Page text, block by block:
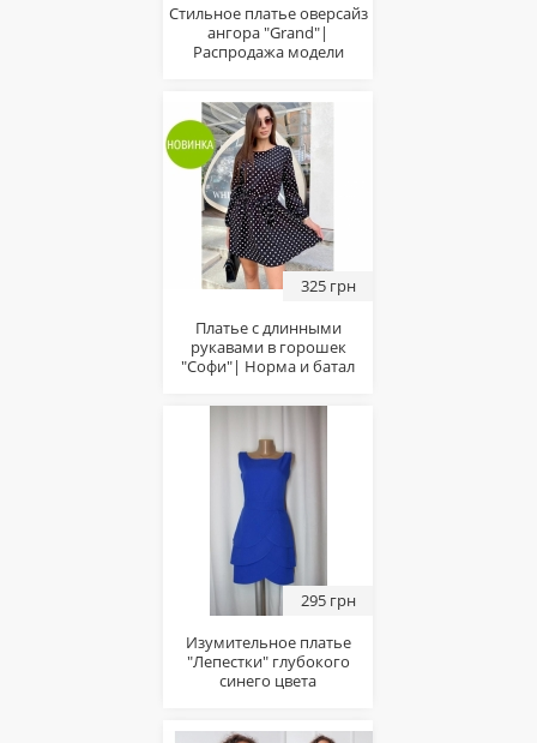
Стильное платье оверсайз
ангора "Grand"|
Распродажа модели
325 грн
Платье с длинными
рукавами в горошек
"Софи"| Норма и батал
295 грн
Изумительное платье
"Лепестки" глубокого
синего цвета